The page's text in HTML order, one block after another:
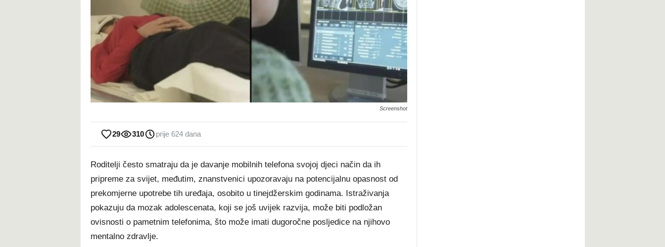
Screenshot
29 310 prije 624 dana
Roditelji često smatraju da je davanje mobilnih telefona svojoj djeci način da ih
pripreme za svijet, međutim, znanstvenici upozoravaju na potencijalnu opasnost od
prekomjerne upotrebe tih uređaja, osobito u tinejdžerskim godinama. Istraživanja
pokazuju da mozak adolescenata, koji se još uvijek razvija, može biti podložan
ovisnosti o pametnim telefonima, što može imati dugoročne posljedice na njihovo
mentalno zdravlje.